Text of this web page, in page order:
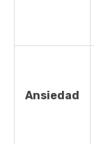
Ansiedad